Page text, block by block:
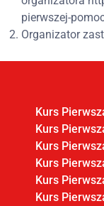
pierwszej-
Organizator
Kurs
Kurs
Kurs
Kurs
Kurs
Kurs